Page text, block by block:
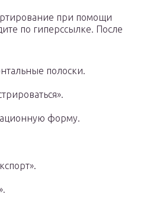
при помощи
по гиперссылке. После
полоски.
форму.